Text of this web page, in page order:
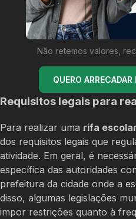
Não retemos valores,
QUERO
Requisitos legais para
Para realizar uma rifa escolar
dos requisitos legais que
atividade. Em geral, é
específica das autoridades
prefeitura da cidade onde a
disso, algumas legislações
impor restrições quanto à